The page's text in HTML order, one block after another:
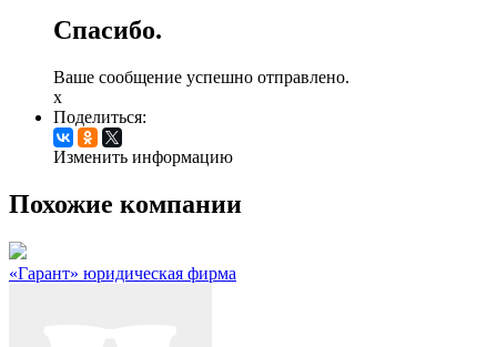
Спасибо.
Ваше сообщение успешно отправлено.
x
Поделиться:
Изменить информацию
Похожие компании
«Гарант» юридическая фирма